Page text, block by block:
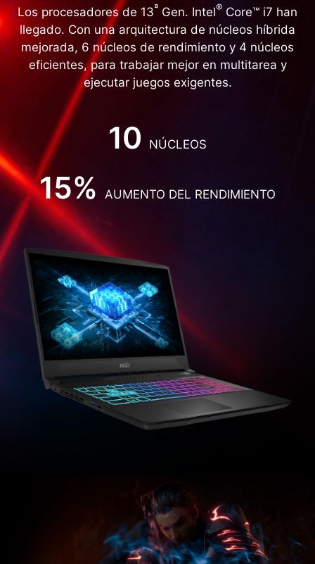
Los procesadores de 13ª Gen. Intel® Core™ i7 han
llegado. Con una arquitectura de núcleos híbrida
mejorada, 6 núcleos de rendimiento y 4 núcleos
eficientes, para trabajar mejor en multitarea y
ejecutar juegos exigentes.
10 NÚCLEOS
15% AUMENTO DEL RENDIMIENTO